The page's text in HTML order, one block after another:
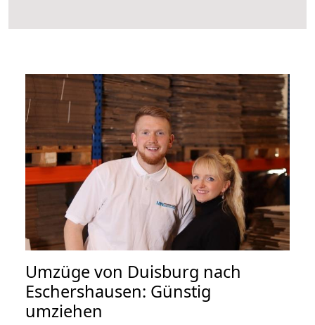
Umzüge von Duisburg nach
Eschershausen: Günstig
umziehen